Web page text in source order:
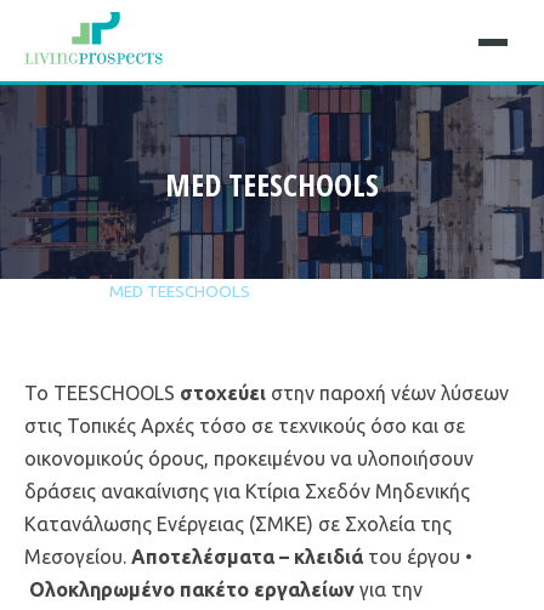
MED TEESCHOOLS
MED TEESCHOOLS
Το TEESCHOOLS στοχεύει στην παροχή νέων λύσεων
στις Τοπικές Αρχές τόσο σε τεχνικούς όσο και σε
οικονομικούς όρους, προκειμένου να υλοποιήσουν
δράσεις ανακαίνισης για Κτίρια Σχεδόν Μηδενικής
Κατανάλωσης Ενέργειας (ΣΜΚΕ) σε Σχολεία της
Μεσογείου. Αποτελέσματα – κλειδιάτου έργου •
Ολοκληρωμένο πακέτο εργαλείων για την